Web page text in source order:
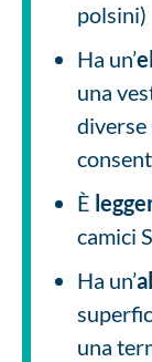
polsini)
Ha un’
una
È
camici
Ha un’
una